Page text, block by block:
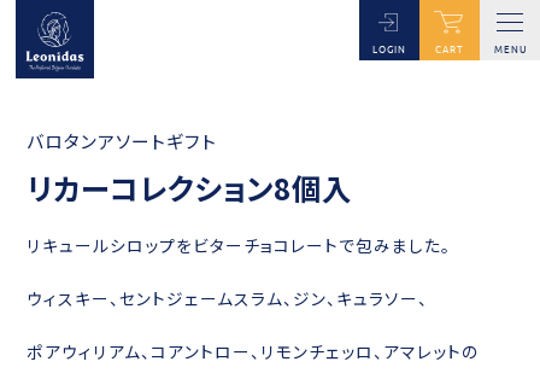
LOGIN CART MENU
リカーコレクション8個入
バロタンアソートギフト
リカーコレクション8個入
リキュールシロップをビターチョコレートで包みました。
ウィスキー、セントジェームスラム、ジン、キュラソー、
ポアウィリアム、コアントロー、リモンチェッロ、アマレットの